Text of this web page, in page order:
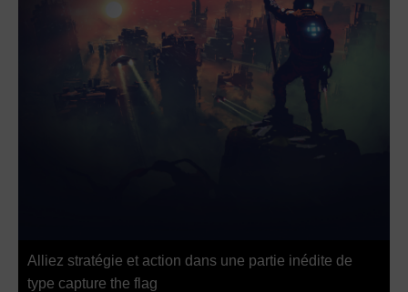
Alliez stratégie et action dans une partie inédite de
type capture the flag